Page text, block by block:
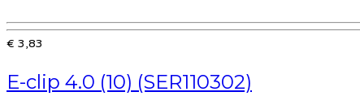
€ 3,83
E-clip 4.0 (10) (SER110302)